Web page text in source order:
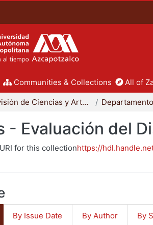
Communities & Collections All of
División de Ciencias y Artes para el Diseño
- Evaluación del
for this collectionhttps://
By Issue Date By Author By